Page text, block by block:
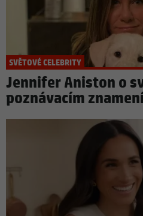
SVĚTOVÉ CELEBRITY
Jennifer Aniston o
poznávacím